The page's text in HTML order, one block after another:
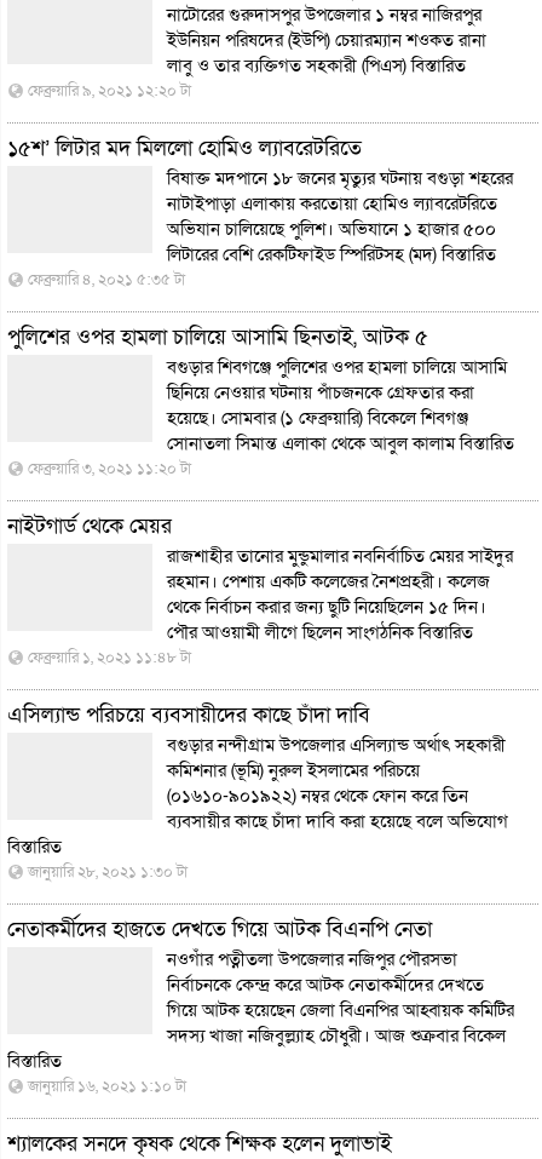
নাটোরের গুরুদাসপুর উপজেলার ১ নম্বর নাজিরপুর
ইউনিয়ন পরিষদের (ইউপি) চেয়ারম্যান শওকত রানা
লাবু ও তার ব্যক্তিগত সহকারী (পিএস)বিস্তারিত
ফেব্রুয়ারি ৯, ২০২১ ১২:২০ টা
১৫শ’ লিটার মদ মিললো হোমিও ল্যাবরেটরিতে
বিষাক্ত মদপানে ১৮ জনের মৃত্যুর ঘটনায় বগুড়া শহরের
নাটাইপাড়া এলাকায় করতোয়া হোমিও ল্যাবরেটরিতে
অভিযান চালিয়েছে পুলিশ। অভিযানে ১ হাজার ৫০০
লিটারের বেশি রেকটিফাইড স্পিরিটসহ (মদ)বিস্তারিত
ফেব্রুয়ারি ৪, ২০২১ ৫:৩৫ টা
পুলিশের ওপর হামলা চালিয়ে আসামি ছিনতাই, আটক ৫
বগুড়ার শিবগঞ্জে পুলিশের ওপর হামলা চালিয়ে আসামি
ছিনিয়ে নেওয়ার ঘটনায় পাঁচজনকে গ্রেফতার করা
হয়েছে। সোমবার (১ ফেব্রুয়ারি) বিকেলে শিবগঞ্জ
সোনাতলা সিমান্ত এলাকা থেকে আবুল কালামবিস্তারিত
ফেব্রুয়ারি ৩, ২০২১ ১১:২০ টা
নাইটগার্ড থেকে মেয়র
রাজশাহীর তানোর মুন্ডুমালার নবনির্বাচিত মেয়র সাইদুর
রহমান। পেশায় একটি কলেজের নৈশপ্রহরী। কলেজ
থেকে নির্বাচন করার জন্য ছুটি নিয়েছিলেন ১৫ দিন।
পৌর আওয়ামী লীগে ছিলেন সাংগঠনিকবিস্তারিত
ফেব্রুয়ারি ১, ২০২১ ১১:৪৮ টা
এসিল্যান্ড পরিচয়ে ব্যবসায়ীদের কাছে চাঁদা দাবি
বগুড়ার নন্দীগ্রাম উপজেলার এসিল্যান্ড অর্থাৎ সহকারী
কমিশনার (ভূমি) নুরুল ইসলামের পরিচয়ে
(০১৬১০-৯০১৯২২) নম্বর থেকে ফোন করে তিন
ব্যবসায়ীর কাছে চাঁদা দাবি করা হয়েছে বলে অভিযোগ
বিস্তারিত
জানুয়ারি ২৮, ২০২১ ১:৩০ টা
নেতাকর্মীদের হাজতে দেখতে গিয়ে আটক বিএনপি নেতা
নওগাঁর পত্নীতলা উপজেলার নজিপুর পৌরসভা
নির্বাচনকে কেন্দ্র করে আটক নেতাকর্মীদের দেখতে
গিয়ে আটক হয়েছেন জেলা বিএনপির আহ্বায়ক কমিটির
সদস্য খাজা নজিবুল্ল্যাহ চৌধুরী। আজ শুক্রবার বিকেল
বিস্তারিত
জানুয়ারি ১৬, ২০২১ ১:১০ টা
শ্যালকের সনদে কৃষক থেকে শিক্ষক হলেন দুলাভাই